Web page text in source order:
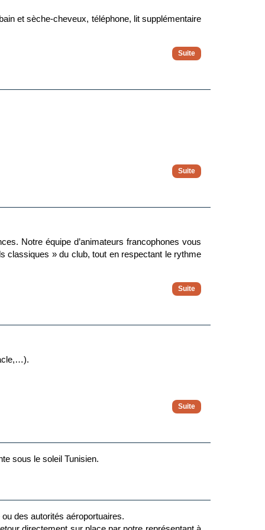
soirée Casino, cinéma en plein air
et sèche-cheveux, téléphone, lit supplémentaire
de la merguez. Vous avez le choix entre 3
Notre équipe d’animateurs francophones vous
classiques » du club, tout en respectant le rythme
nos animateurs vous feront découvrir des activités
soirée white, spectacle folklorique.
…).
de 9h30 à 17h30 (accueil en continue) pour leur
Les parents pourront ainsi profiter d’un moment
à la carte, qui regroupera de nombreuses
sous le soleil Tunisien.
des autorités aéroportuaires.